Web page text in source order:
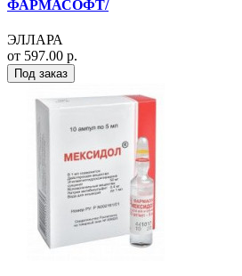
ФАРМАСОФТ/
ЭЛЛАРА
от 597.00 р.
Под заказ